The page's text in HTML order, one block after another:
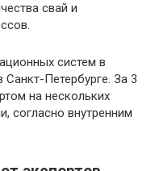
свай и
систем в
Петербурге. За 3
на нескольких
согласно внутренним